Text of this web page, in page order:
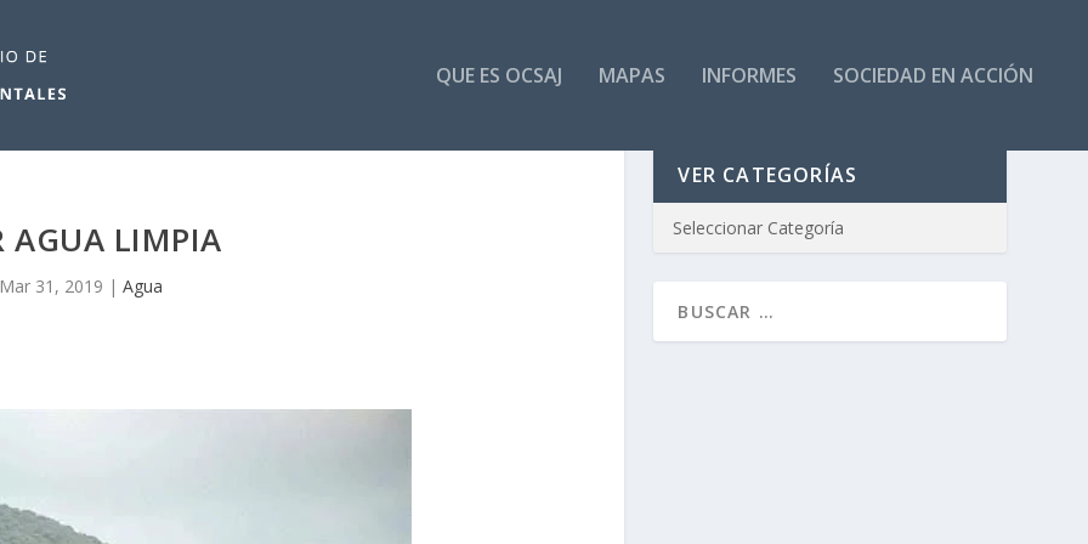
QUE ES OCSAJ MAPAS INFORMES SOCIEDAD EN ACCIÓN
AGUA LIMPIA
Mar 31, 2019 |Agua
VER CATEGORÍAS